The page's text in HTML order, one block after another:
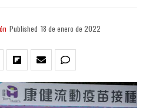
Published 18 de enero de 2022